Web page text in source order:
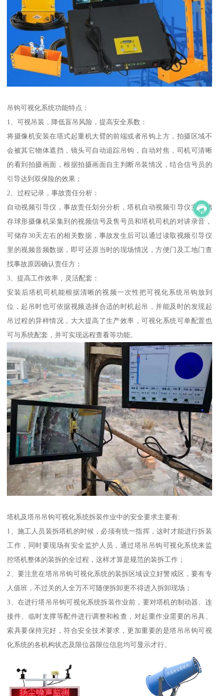
吊钩可视化系统功能特点：
1、可视吊装，降低盲吊风险，提高安全系数：
将摄像机安装在塔式起重机大臂的前端或者吊钩上方，拍摄区域不
会被其它物体遮挡，镜头可自动追踪吊钩，自动对焦，司机可清晰
的看到拍摄画面，根据拍摄画面自主判断吊装情况，结合信号员的
引导达到双保险的效果；
2、过程记录，事故责任分析：
自动视频引导仪，事故责任划分分析，塔机自动视频引导仪实时储
存球形摄像机采集到的视频信号及售号员和塔机司机的对讲录音，
可储存30天左右的相关数据，事故发生后可以通过读取视频引导仪
里的视频音频数据，即可还原当时的现场情况，方便门及工地门查
找事故原因确认责任方；
3、提高工作效率，灵活配套：
安装后塔机司机能根据清晰的视频一次性把可视化系统吊钩放到
位，起吊时也可依据视频选择合适的时机起吊，并能及时的发现起
吊过程的异样情况，大大提高了生产效率，可视化系统可单配置也
可与系统配套，并可实现远程查看等功能。
塔机及塔吊吊钩可视化系统拆装作业中的安全要求主要有:
1、施工人员装拆塔机的时候，必须有统一指挥，这时才能进行拆装
工作，同时要现场有安全监护人员，通过塔吊吊钩可视化系统来监
控塔机整体的装拆的全过程，这样才算是规范的装拆工作；
2、要注意在塔吊吊钩可视化系统的装拆区域设立好警戒区，要有专
人值班，不过关的人全万不可随便拆卸更不得进入拆卸现场；
3、在进行塔吊吊钩可视化系统拆装作业前，要对塔机的制动器、连
接件、临时支撑等配件进行调整和检查，对起重作业需要的吊具、
索具要保持完好，符合安全技术要求，更加重要的是塔吊吊钩可视
化系统的各机构状态及限位器限位信息均可显示才行。